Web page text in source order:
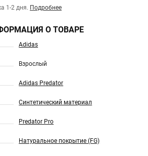
1-2 дня. Подробнее
О ТОВАРЕ
Adidas
Взрослый
Adidas Predator
Синтетический материал
Predator Pro
Натуральное покрытие (FG)